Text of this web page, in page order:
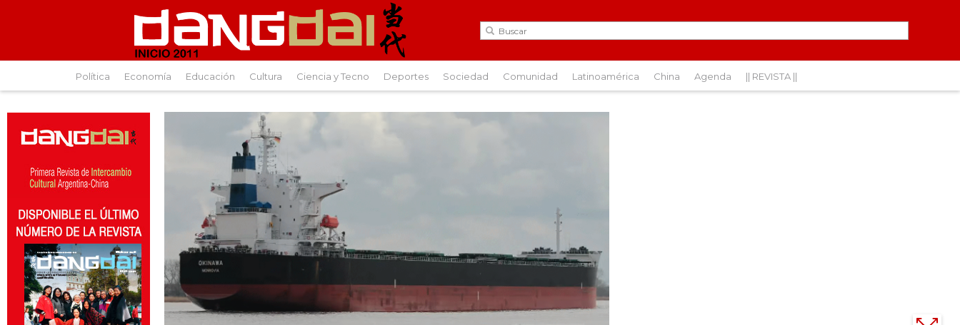
Política Economía Educación Cultura Ciencia y Tecno Deportes Sociedad Comunidad Latinoamérica China Agenda || REVISTA ||